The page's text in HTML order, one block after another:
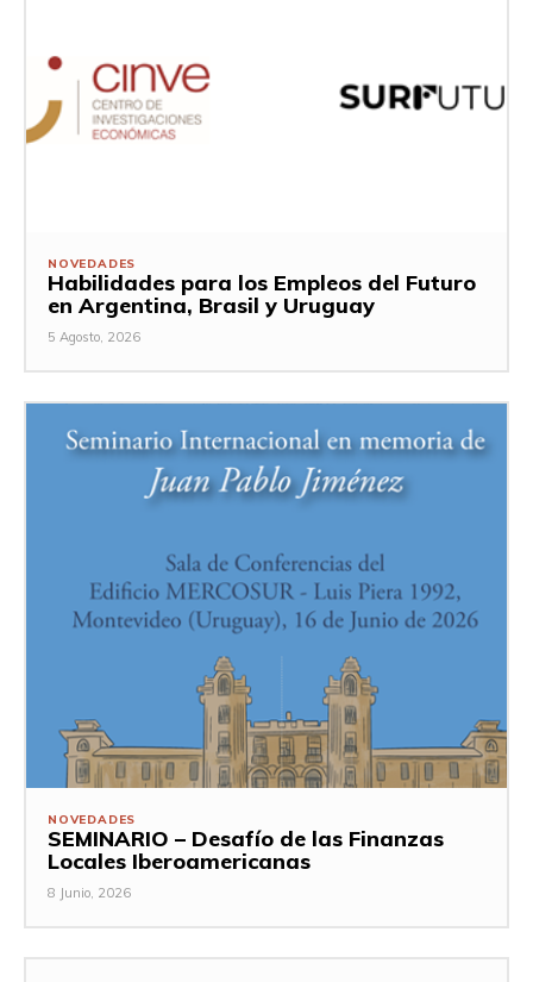
NOVEDADES
Habilidades para los Empleos del Futuro
en Argentina, Brasil y Uruguay
5 Agosto, 2026
NOVEDADES
SEMINARIO – Desafío de las Finanzas
Locales Iberoamericanas
8 Junio, 2026